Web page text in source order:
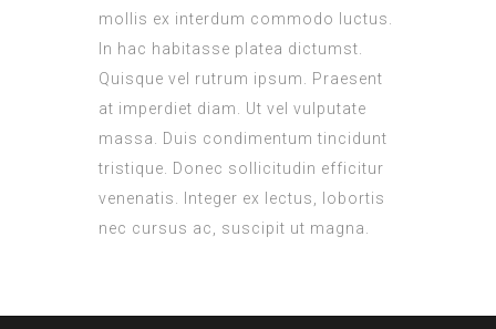
mollis ex interdum commodo luctus.
In hac habitasse platea dictumst.
Quisque vel rutrum ipsum. Praesent
at imperdiet diam. Ut vel vulputate
massa. Duis condimentum tincidunt
tristique. Donec sollicitudin efficitur
venenatis. Integer ex lectus, lobortis
nec cursus ac, suscipit ut magna.